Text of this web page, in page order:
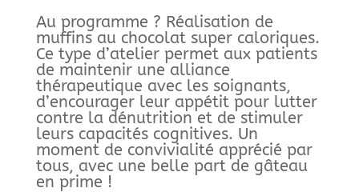
Au programme ? Réalisation de
muffins au chocolat super caloriques.
Ce type d’atelier permet aux patients
de maintenir une alliance
thérapeutique avec les soignants,
d’encourager leur appétit pour lutter
contre la dénutrition et de stimuler
leurs capacités cognitives. Un
moment de convivialité apprécié par
tous, avec une belle part de gâteau
en prime !